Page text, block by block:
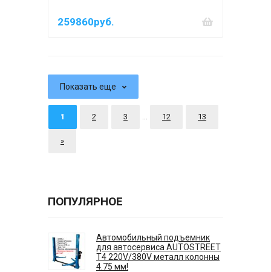
259860руб.
Показать еще
1 2 3 12 13
»
ПОПУЛЯРНОЕ
Автомобильный подъемник
для автосервиса AUTOSTREET
T4 220V/380V металл колонны
4.75 мм!